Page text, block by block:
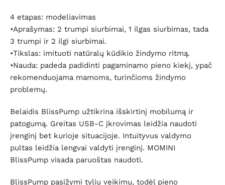
4 etapas: modeliavimas
•Aprašymas: 2 trumpi siurbimai, 1 ilgas siurbimas, tada
3 trumpi ir 2 ilgi siurbimai.
•Tikslas: imituoti natūralų kūdikio žindymo ritmą.
•Nauda: padeda padidinti pagaminamo pieno kiekį, ypač
rekomenduojama mamoms, turinčioms žindymo
problemų.
Belaidis BlissPump užtikrina išskirtinį mobilumą ir
patogumą. Greitas USB-C įkrovimas leidžia naudoti
įrenginį bet kurioje situacijoje. Intuityvus valdymo
pultas leidžia lengvai valdyti įrenginį. MOMINI
BlissPump visada paruoštas naudoti.
BlissPump pasižymi tyliu veikimu, todėl pieno